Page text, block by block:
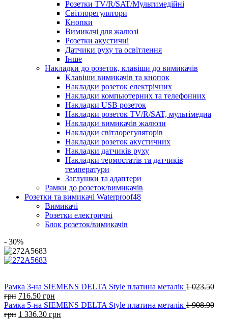
Розетки TV/R/SAT/Мультимедійні
Світлорегулятори
Кнопки
Вимикачі для жалюзі
Розетки акустичні
Датчики руху та освітлення
Інше
Накладки до розеток, клавіши до вимикачів
Клавіши вимикачів та кнопок
Накладки розеток електрічних
Накладки компьютерних та телефонних
Накладки USB розеток
Накладки розеток TV/R/SAT, мультімедиа
Накладки вимикачів жалюзи
Накладки світлорегуляторів
Накладки розеток акустичних
Накладки датчиків руху
Накладки термостатів та датчиків
температури
Заглушки та адаптери
Рамки до розеток/вимикачів
Розетки та вимикачі Waterproof48
Вимикачі
Розетки електричні
Блок розеток/вимикачів
- 30%
Рамка 3-на SIEMENS DELTA Style платина металік 1 023.50
грн Оригінальна
ціна:
1
716.50 грн
ціна:
716.50
Рамка 5-на SIEMENS DELTA Style платина металік 1 908.90
грн Оригінальна
1 336.30 грн